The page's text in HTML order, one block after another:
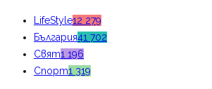
LifeStyle12 279
България41 702
Свят1 196
Спорт1 319